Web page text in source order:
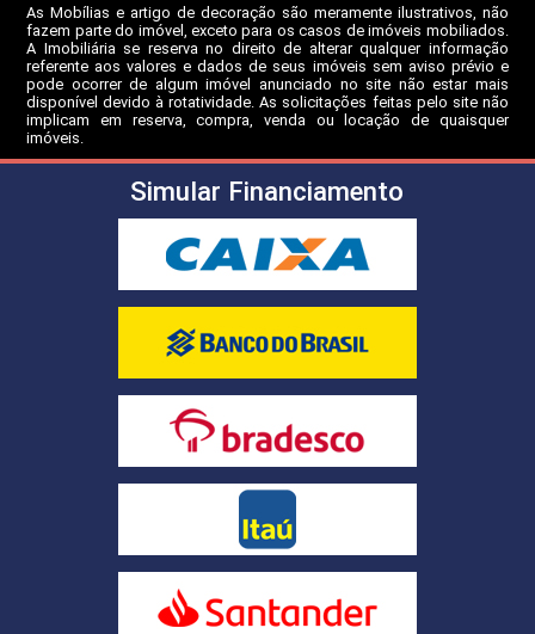
As Mobílias e artigo de decoração são meramente ilustrativos, não
fazem parte do imóvel, exceto para os casos de imóveis mobiliados.
A Imobiliária se reserva no direito de alterar qualquer informação
referente aos valores e dados de seus imóveis sem aviso prévio e
pode ocorrer de algum imóvel anunciado no site não estar mais
disponível devido à rotatividade. As solicitações feitas pelo site não
implicam em reserva, compra, venda ou locação de quaisquer
imóveis.
Simular Financiamento